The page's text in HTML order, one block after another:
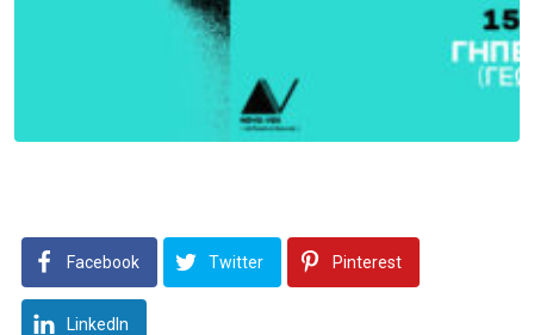
Facebook Twitter Pinterest
LinkedIn